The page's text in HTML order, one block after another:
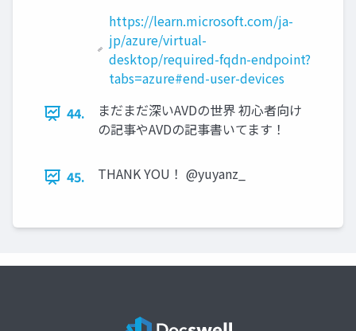
https://learn.microsoft.com/ja-
jp/azure/virtual-
desktop/required-fqdn-endpoint?
tabs=azure#end-user-devices
44.
まだまだ深いAVDの世界 初心者向け
の記事やAVDの記事書いてます！
45. THANK YOU！ @yuyanz_